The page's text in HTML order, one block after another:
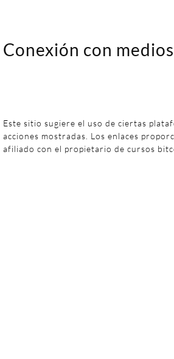
Conexión con
Este sitio sugiere el uso de ciertas
acciones mostradas. Los enlaces
afiliado con el propietario de cursos